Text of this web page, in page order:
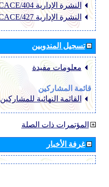
النشرة الإدارية CACE/404
النشرة الإدارية CACE/427
تسجيل المندوبين
معلومات مفيدة
قائمة المشاركين
القائمة النهائية للمشاركين
المؤتمرات ذات الصلة
غرفة الأخبار